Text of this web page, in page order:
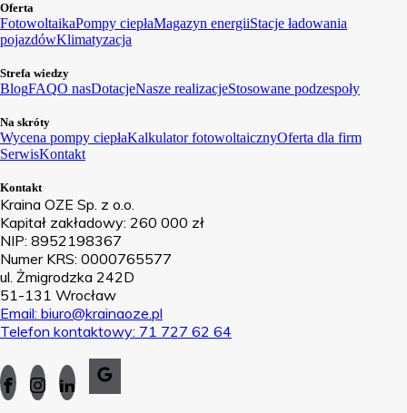
Oferta
FotowoltaikaPompy ciepłaMagazyn energiiStacje ładowania
pojazdówKlimatyzacja
Strefa wiedzy
BlogFAQO nasDotacjeNasze realizacjeStosowane podzespoły
Na skróty
Wycena pompy ciepłaKalkulator fotowoltaicznyOferta dla firm
SerwisKontakt
Kontakt
Kraina OZE Sp. z o.o.
Kapitał zakładowy: 260 000 zł
NIP: 8952198367
Numer KRS: 0000765577
ul. Żmigrodzka 242D
51-131 Wrocław
Email: biuro@krainaoze.pl
Telefon kontaktowy: 71 727 62 64